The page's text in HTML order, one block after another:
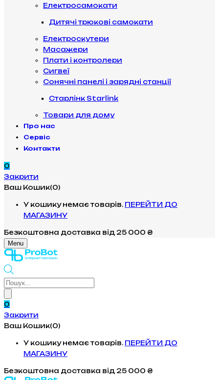
Електросамокати
Дитячі трюкові самокати
Електроскутери
Масажери
Плати і контролери
Сигвеї
Сонячні панелі і зарядні станції
Старлінк Starlink
Товари для дому
Про нас
Сервіс
Контакти
0
Закрити
Ваш Кошик(0)
У кошику немає товарів. ПЕРЕЙТИ ДО
МАГАЗИНУ
Безкоштовна доставка від 25 000 ₴
Menu
Products
0
Закрити
Ваш Кошик(0)
У кошику немає товарів. ПЕРЕЙТИ ДО
МАГАЗИНУ
Безкоштовна доставка від 25 000 ₴